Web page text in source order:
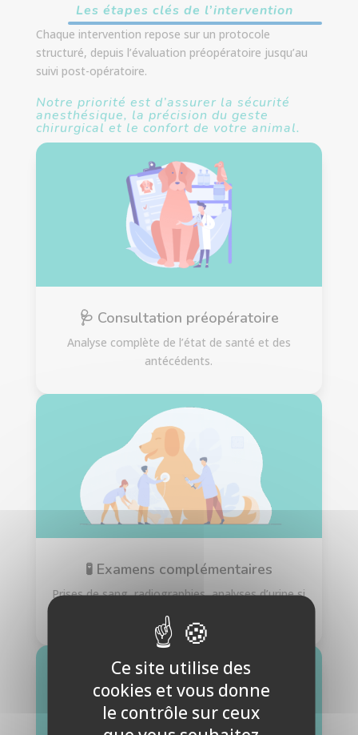
Ce site utilise des
cookies et vous donne
le contrôle sur ceux
Les étapes clés de l’intervention
Chaque intervention repose sur un protocole
structuré, depuis l’évaluation préopératoire jusqu’au
suivi post-opératoire.
Notre priorité est d’assurer la sécurité
anesthésique, la précision du geste
chirurgical et le confort de votre animal.
🩺 Consultation préopératoire
Analyse complète de l’état de santé et des
antécédents.
🧪 Examens complémentaires
Prises de sang, radiographies, analyses d’urine si
nécessaire.